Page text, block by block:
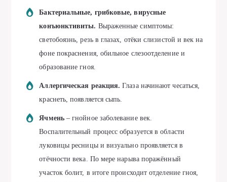
Бактериальные, грибковые, вирусные
конъюнктивиты. Выраженные симптомы:
светобоязнь, резь в глазах, отёки слизистой и век на
фоне покраснения, обильное слезоотделение и
образование гноя.
Аллергическая реакция. Глаза начинают чесаться,
краснеть, появляется сыпь.
Ячмень– гнойное заболевание век.
Воспалительный процесс образуется в области
луковицы ресницы и визуально проявляется в
отёчности века. По мере нарыва поражённый
участок болит, в итоге происходит отделение гноя,